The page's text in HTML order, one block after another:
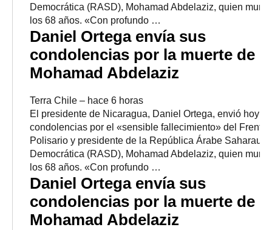
Democrática (RASD), Mohamad Abdelaziz, quien murió
los 68 años. «Con profundo …
Daniel Ortega envía sus
condolencias por la muerte de
Mohamad Abdelaziz
Terra Chile – ‎hace 6 horas‎
El presidente de Nicaragua, Daniel Ortega, envió hoy
condolencias por el «sensible fallecimiento» del Frente
Polisario y presidente de la República Árabe Saharaui
Democrática (RASD), Mohamad Abdelaziz, quien murió
los 68 años. «Con profundo …
Daniel Ortega envía sus
condolencias por la muerte de
Mohamad Abdelaziz